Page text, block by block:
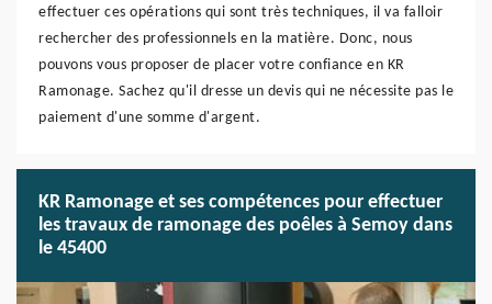
effectuer ces opérations qui sont très techniques, il va falloir
rechercher des professionnels en la matière. Donc, nous
pouvons vous proposer de placer votre confiance en KR
Ramonage. Sachez qu'il dresse un devis qui ne nécessite pas le
paiement d'une somme d'argent.
KR Ramonage et ses compétences pour effectuer
les travaux de ramonage des poêles à Semoy dans
le 45400